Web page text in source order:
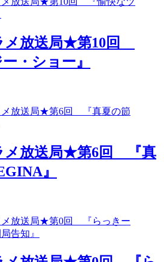
メ放送局★第10回
・ショー』
メ放送局★第6回 『真
』